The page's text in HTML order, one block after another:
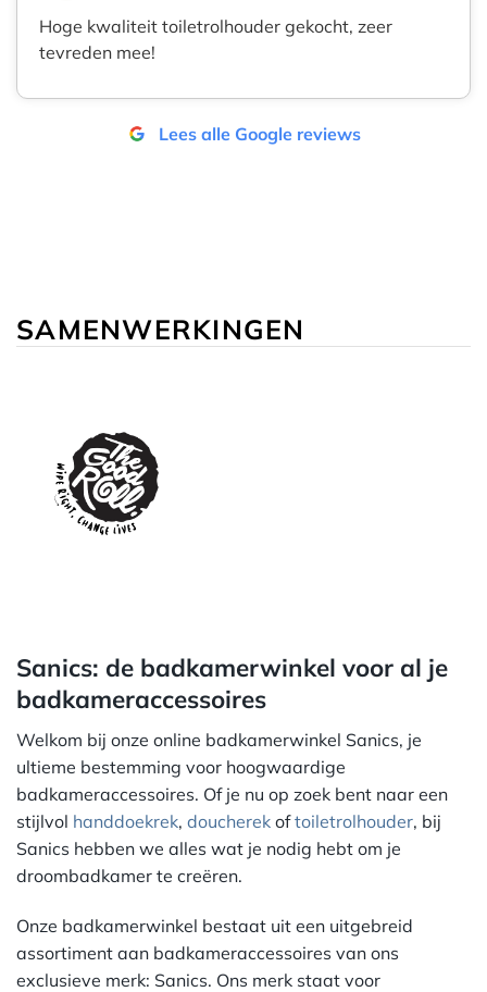
Hoge kwaliteit toiletrolhouder gekocht, zeer
tevreden mee!
Lees alle Google reviews
SAMENWERKINGEN
Sanics: de badkamerwinkel voor al je
badkameraccessoires
Welkom bij onze online badkamerwinkel Sanics, je
ultieme bestemming voor hoogwaardige
badkameraccessoires. Of je nu op zoek bent naar een
stijlvol handdoekrek, doucherek oftoiletrolhouder, bij
Sanics hebben we alles wat je nodig hebt om je
droombadkamer te creëren.
Onze badkamerwinkel bestaat uit een uitgebreid
assortiment aan badkameraccessoires van ons
exclusieve merk: Sanics. Ons merk staat voor